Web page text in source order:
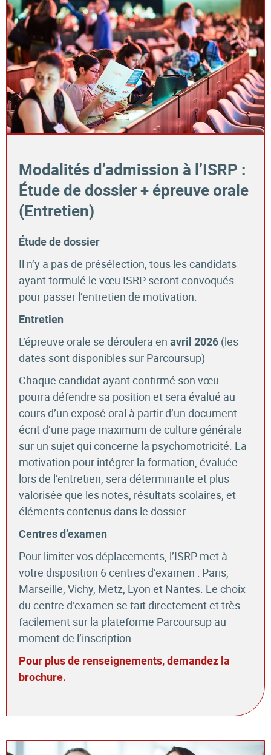
Modalités d’admission à l’ISRP :
Étude de dossier + épreuve orale
(Entretien)
Étude de dossier
Il n’y a pas de présélection, tous les candidats
ayant formulé le vœu ISRP seront convoqués
pour passer l’entretien de motivation.
Entretien
L’épreuve orale se déroulera en avril 2026 (les
dates sont disponibles sur Parcoursup)
Chaque candidat ayant confirmé son vœu
pourra défendre sa position et sera évalué au
cours d’un exposé oral à partir d’un document
écrit d’une page maximum de culture générale
sur un sujet qui concerne la psychomotricité. La
motivation pour intégrer la formation, évaluée
lors de l’entretien, sera déterminante et plus
valorisée que les notes, résultats scolaires, et
éléments contenus dans le dossier.
Centres d’examen
Pour limiter vos déplacements, l’ISRP met à
votre disposition 6 centres d’examen : Paris,
Marseille, Vichy, Metz, Lyon et Nantes. Le choix
du centre d’examen se fait directement et très
facilement sur la plateforme Parcoursup au
moment de l’inscription.
Pour plus de renseignements, demandez la
brochure.